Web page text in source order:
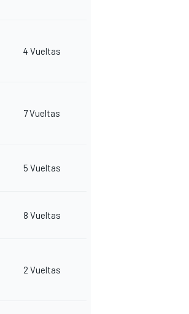
4 Vueltas
7 Vueltas
5 Vueltas
8 Vueltas
2 Vueltas